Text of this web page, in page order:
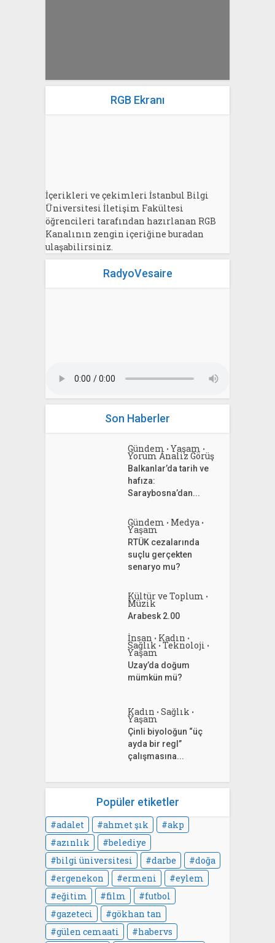
RGB Ekranı
İçerikleri ve çekimleri İstanbul Bilgi
Üniversitesi İletişim Fakültesi
öğrencileri tarafından hazırlanan RGB
Kanalının zengin içeriğine buradan
ulaşabilirsiniz.
RadyoVesaire
Son Haberler
Gündem • Yaşam •
Yorum Analiz Görüş
Balkanlar’da tarih ve
hafıza:
Saraybosna’dan...
Gündem • Medya •
Yaşam
RTÜK cezalarında
suçlu gerçekten
senaryo mu?
Kültür ve Toplum •
Müzik
Arabesk 2.00
İnsan • Kadın •
Sağlık • Teknoloji •
Yaşam
Uzay’da doğum
mümkün mü?
Kadın • Sağlık •
Yaşam
Çinli biyoloğun “üç
ayda bir regl”
çalışmasına...
Popüler etiketler
adalet ahmet şık
akp
azınlık
belediye
bilgi üniversitesi
darbe
doğa
ergenekon
ermeni
eylem
eğitim
film
futbol
gazeteci
gökhan tan
gülen cemaati
habervs